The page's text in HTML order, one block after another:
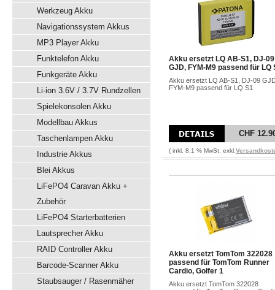
Werkzeug Akku
Navigationssystem Akkus
MP3 Player Akku
Funktelefon Akku
Funkgeräte Akku
Li-ion 3.6V / 3.7V Rundzellen
Spielekonsolen Akku
Modellbau Akkus
Taschenlampen Akku
Industrie Akkus
Blei Akkus
LiFePO4 Caravan Akku +
Zubehör
LiFePO4 Starterbatterien
Lautsprecher Akku
RAID Controller Akku
Barcode-Scanner Akku
Staubsauger / Rasenmäher
Akku ersetzt LQ AB-S1, DJ-09
GJD, FYM-M9 passend für LQ
Akku ersetzt LQ AB-S1, DJ-09
FYM-M9 passend für LQ S1
CHF
( inkl. 8.1 % MwSt. exkl.
Akku ersetzt TomTom 322028
passend für TomTom Runner
Cardio, Golfer 1
Akku ersetzt TomTom 322028